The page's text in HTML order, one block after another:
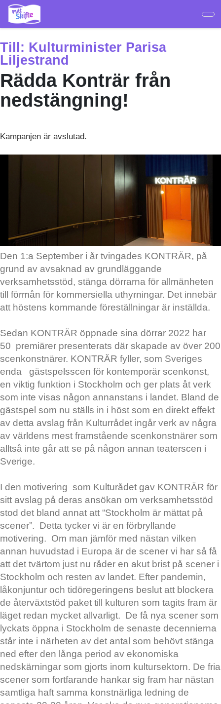
Hoppa
huvudinnehåll
Till: Kulturminister Parisa
Liljestrand
Rädda Konträr från
nedstängning!
Kampanjen är avslutad.
Den 1:a September i år tvingades KONTRÄR, på
grund av avsaknad av grundläggande
verksamhetsstöd, stänga dörrarna för allmänheten
till förmån för kommersiella uthyrningar. Det innebär
att höstens kommande föreställningar är inställda.
Sedan KONTRÄR öppnade sina dörrar 2022 har
50 premiärer presenterats där skapade av över 200
scenkonstnärer. KONTRÄR fyller, som Sveriges
enda gästspelsscen för kontemporär scenkonst,
en viktig funktion i Stockholm och ger plats åt verk
som inte visas någon annanstans i landet. Bland de
gästspel som nu ställs in i höst som en direkt effekt
av detta avslag från Kulturrådet ingår verk av några
av världens mest framstående scenkonstnärer som
alltså inte går att se på någon annan teaterscen i
Sverige.
I den motivering som Kulturådet gav KONTRÄR för
sitt avslag på deras ansökan om verksamhetsstöd
stod det bland annat att “Stockholm är mättat på
scener”. Detta tycker vi är en förbryllande
motivering. Om man jämför med nästan vilken
annan huvudstad i Europa är de scener vi har så få
att det tvärtom just nu råder en akut brist på scener i
Stockholm och resten av landet. Efter pandemin,
låkonjuntur och tidöregeringens beslut att blockera
de återväxtstöd paket till kulturen som tagits fram är
läget redan mycket allvarligt. De få nya scener som
lyckats öppna i Stockholm de senaste decennierna
står inte i närheten av det antal som behövt stänga
ned efter den långa period av ekonomiska
nedskärningar som gjorts inom kultursektorn. De fria
scener som fortfarande hankar sig fram har nästan
samtliga haft samma konstnärliga ledning de